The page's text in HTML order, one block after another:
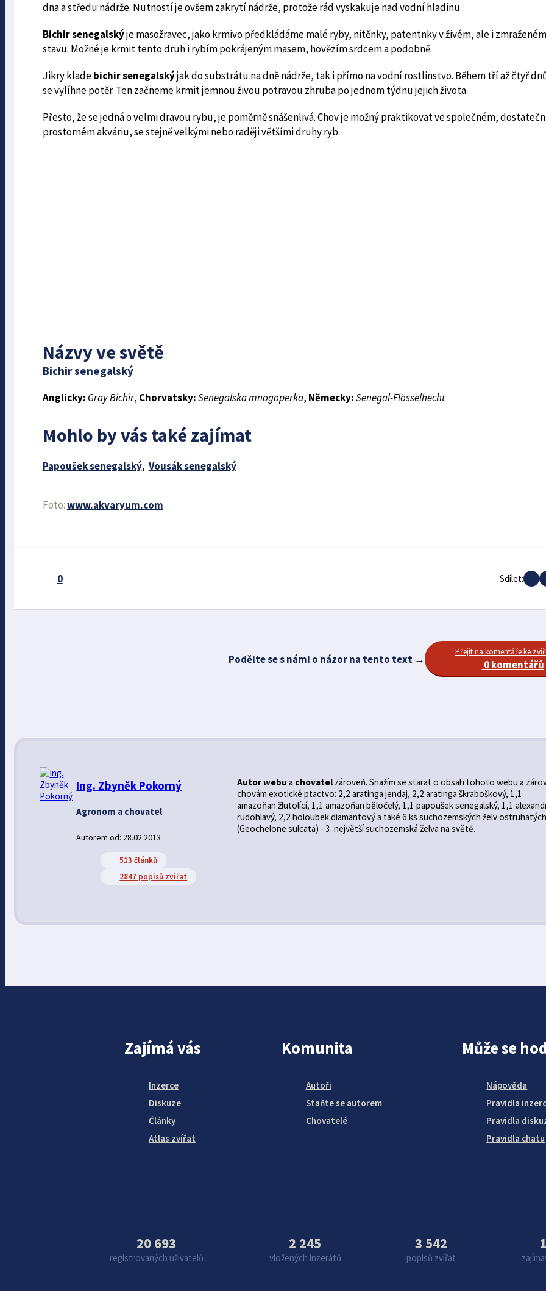
dna a středu nádrže. Nutností je ovšem zakrytí nádrže, protože rád vyskakuje nad vodní hladinu.
Bichir senegalskýje masožravec, jako krmivo předkládáme malé ryby, nitěnky, patentnky v živém, ale i zmraženém
stavu. Možné je krmit tento druh i rybím pokrájeným masem, hovězím srdcem a podobně.
Jikry kladebichir senegalskýjak do substrátu na dně nádrže, tak i přímo na vodní rostlinstvo. Během tří až čtyř
se vylíhne potěr. Ten začneme krmit jemnou živou potravou zhruba po jednom týdnu jejich života.
Přesto, že se jedná o velmi dravou rybu, je poměrně snášenlivá. Chov je možný praktikovat ve společném,
prostorném akváriu, se stejně velkými nebo raději většími druhy ryb.
Názvy ve světě
Bichir senegalský
Anglicky: Gray Bichir, Chorvatsky:Senegalska mnogoperka, Německy:Senegal-Flösselhecht
Mohlo by vás také zajímat
Papoušek senegalský, Vousák senegalský
Foto:www.akvaryum.com
0 Sdílet:
Ing. Zbyněk Pokorný
Agronom a chovatel
Autorem od: 28.02.2013
513 článků
2847 popisů zvířat
Autor webu a chovatelzároveň. Snažím se starat o obsah tohoto webu a
chovám exotické ptactvo: 2,2 aratinga jendaj, 2,2 aratinga škraboškový, 1,1
amazoňan žlutolící, 1,1 amazoňan běločelý, 1,1 papoušek senegalský, 1,1
rudohlavý, 2,2 holoubek diamantový a také 6 ks suchozemských želv ostruhatých
(Geochelone sulcata) - 3. největší suchozemská želva na světě.
Podělte se s námi o názor na tento text →
Přejít na komentáře ke
0 komentářů
Zajímá vás
Inzerce
Diskuze
Články
Atlas zvířat
Komunita
Autoři
Staňte se autorem
Chovatelé
Může se
Nápověda
Pravidla
Pravidla
Pravidla chatu
20 693
registrovaných uživatelů
2 245
vložených inzerátů
3 542
popisů zvířat